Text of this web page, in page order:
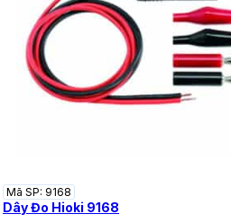
Mã SP: 9168
Dây Đo Hioki 9168